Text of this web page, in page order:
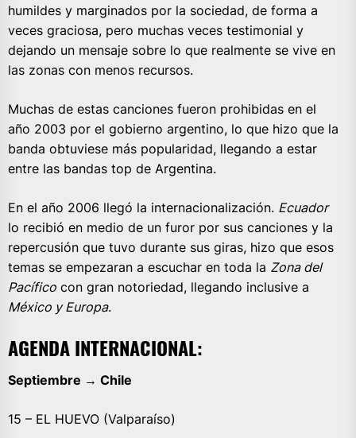
humildes y marginados por la sociedad, de forma a
veces graciosa, pero muchas veces testimonial y
dejando un mensaje sobre lo que realmente se vive en
las zonas con menos recursos.
Muchas de estas canciones fueron prohibidas en el
año 2003 por el gobierno argentino, lo que hizo que la
banda obtuviese más popularidad, llegando a estar
entre las bandas top de Argentina.
En el año 2006 llegó la internacionalización. Ecuador
lo recibió en medio de un furor por sus canciones y la
repercusión que tuvo durante sus giras, hizo que esos
temas se empezaran a escuchar en toda la Zona del
Pacífico con gran notoriedad, llegando inclusive a
México y Europa.
AGENDA INTERNACIONAL:
Septiembre → Chile
15 – EL HUEVO (Valparaíso)